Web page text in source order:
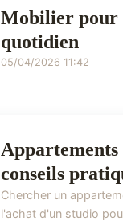
Mobilier pour
quotidien
05/04/2026 11:42
Appartements
conseils
Chercher un
l'achat d'un studio